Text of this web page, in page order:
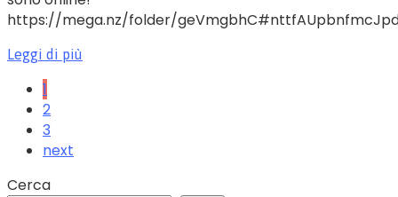
https://mega.nz/folder/
Leggi di più
1
2
3
next
Cerca